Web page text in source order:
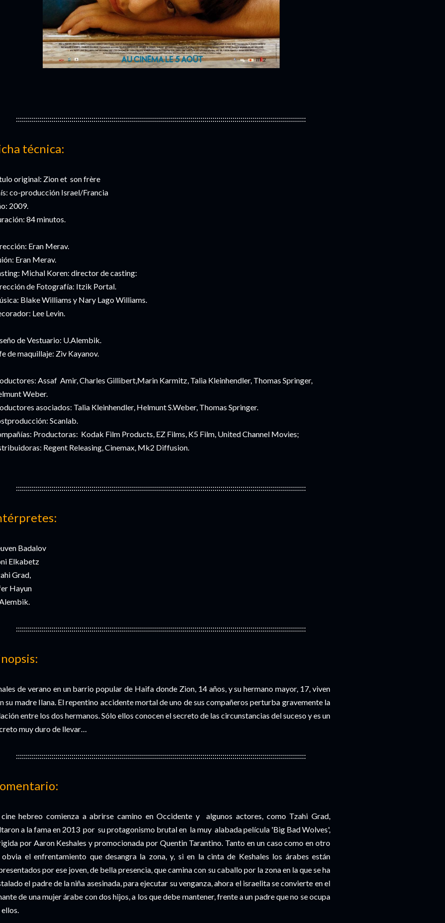
::::::::::::::::::::::::::::::::::::::::::::::::::::::::::::::::::::::::::::::::::::::::::::::::::::::::::::::::::::::::::::::::::::::::::::::::::
técnica:
original: Zion et son frère
co-producción Israel/Francia
2009.
84 minutos.
Eran Merav.
Eran Merav.
Michal Koren: director de casting:
de Fotografía: Itzik Portal.
Blake Williams y Nary Lago Williams.
Lee Levin.
de Vestuario: U.Alembik.
de maquillaje: Ziv Kayanov.
Assaf Amir, Charles Gillibert,Marin Karmitz, Talia Kleinhendler, Thomas Springer,
Weber.
asociados: Talia Kleinhendler, Helmunt S.Weber, Thomas Springer.
Scanlab.
Productoras: Kodak Film Products, EZ Films, K5 Film, United Channel Movies;
Regent Releasing, Cinemax, Mk2 Diffusion.
::::::::::::::::::::::::::::::::::::::::::::::::::::::::::::::::::::::::::::::::::::::::::::::::::::::::::::::::::::::::::::::::::::::::::::::::::
Badalov
Elkabetz
Grad,
Hayun
::::::::::::::::::::::::::::::::::::::::::::::::::::::::::::::::::::::::::::::::::::::::::::::::::::::::::::::::::::::::::::::::::::::::::::::::::
de verano en un barrio popular de Haifa donde Zion, 14 años, y su hermano mayor, 17, viven
su madre Ilana. El repentino accidente mortal de uno de sus compañeros perturba gravemente la
entre los dos hermanos. Sólo ellos conocen el secreto de las circunstancias del suceso y es un
muy duro de llevar…
::::::::::::::::::::::::::::::::::::::::::::::::::::::::::::::::::::::::::::::::::::::::::::::::::::::::::::::::::::::::::::::::::::::::::::::::::
hebreo comienza a abrirse camino en Occidente y algunos actores, como Tzahi Grad,
a la fama en 2013 por su protagonismo brutal en la muy alabada película 'Big Bad Wolves',
por Aaron Keshales y promocionada por Quentin Tarantino. Tanto en un caso como en otro
obvia el enfrentamiento que desangra la zona, y, si en la cinta de Keshales los árabes están
por ese joven, de bella presencia, que camina con su caballo por la zona en la que se ha
el padre de la niña asesinada, para ejecutar su venganza, ahora el israelita se convierte en el
de una mujer árabe con dos hijos, a los que debe mantener, frente a un padre que no se ocupa
ellos.